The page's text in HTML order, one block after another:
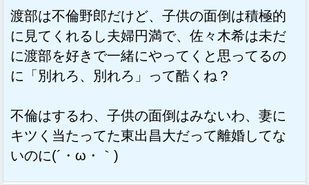
渡部は不倫野郎だけど、子供の面倒は積極的
に見てくれるし夫婦円満で、佐々木希は未だ
に渡部を好きで一緒にやってくと思ってるの
に「別れろ、別れろ」って酷くね？
不倫はするわ、子供の面倒はみないわ、妻に
キツく当たってた東出昌大だって離婚してな
いのに(´・ω・｀)